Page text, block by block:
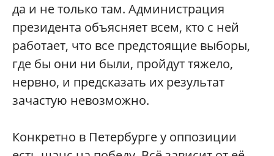
да и не только там. Администрация
президента объясняет всем, кто с ней
работает, что все предстоящие выборы,
где бы они ни были, пройдут тяжело,
нервно, и предсказать их результат
зачастую невозможно.
Конкретно в Петербурге у оппозиции